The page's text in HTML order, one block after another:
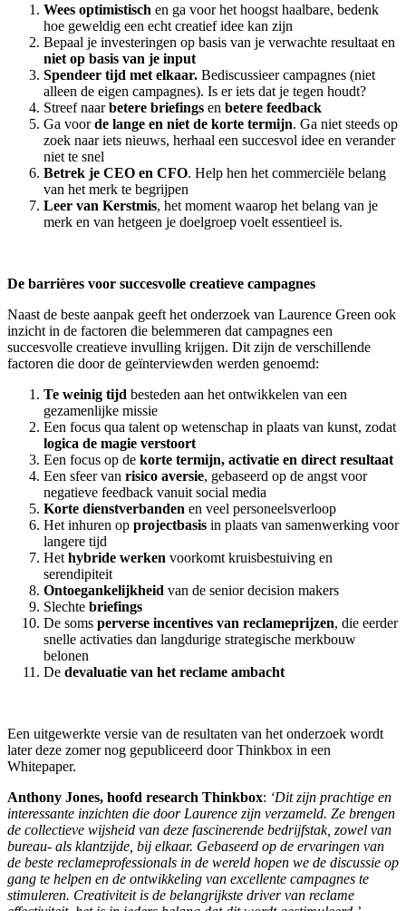
Wees optimistisch en ga voor het hoogst haalbare, bedenk
hoe geweldig een echt creatief idee kan zijn
Bepaal je investeringen op basis van je verwachte resultaat en
niet op basis van je input
Spendeer tijd met elkaar. Bediscussieer campagnes (niet
alleen de eigen campagnes). Is er iets dat je tegen houdt?
Streef naarbetere briefings en betere feedback
Ga voorde lange en niet de korte termijn. Ga niet steeds op
zoek naar iets nieuws, herhaal een succesvol idee en verander
niet te snel
Betrek je CEO en CFO. Help hen het commerciële belang
van het merk te begrijpen
Leer van Kerstmis, het moment waarop het belang van je
merk en van hetgeen je doelgroep voelt essentieel is.
De barrières voor succesvolle creatieve campagnes
Naast de beste aanpak geeft het onderzoek van Laurence Green ook
inzicht in de factoren die belemmeren dat campagnes een
succesvolle creatieve invulling krijgen. Dit zijn de verschillende
factoren die door de geïnterviewden werden genoemd:
Te weinig tijd besteden aan het ontwikkelen van een
gezamenlijke missie
Een focus qua talent op wetenschap in plaats van kunst, zodat
logica de magie verstoort
Een focus op de korte termijn, activatie en direct resultaat
Een sfeer van risico aversie, gebaseerd op de angst voor
negatieve feedback vanuit social media
Korte dienstverbanden en veel personeelsverloop
Het inhuren op projectbasis in plaats van samenwerking voor
langere tijd
Het hybride werken voorkomt kruisbestuiving en
serendipiteit
Ontoegankelijkheid van de senior decision makers
Slechte briefings
De soms perverse incentives van reclameprijzen, die eerder
snelle activaties dan langdurige strategische merkbouw
belonen
De devaluatie van het reclame ambacht
Een uitgewerkte versie van de resultaten van het onderzoek wordt
later deze zomer nog gepubliceerd door Thinkbox in een
Whitepaper.
Anthony Jones, hoofd research Thinkbox: ‘Dit zijn prachtige en
interessante inzichten die door Laurence zijn verzameld. Ze brengen
de collectieve wijsheid van deze fascinerende bedrijfstak, zowel van
bureau- als klantzijde, bij elkaar. Gebaseerd op de ervaringen van
de beste reclameprofessionals in de wereld hopen we de discussie op
gang te helpen en de ontwikkeling van excellente campagnes te
stimuleren. Creativiteit is de belangrijkste driver van reclame